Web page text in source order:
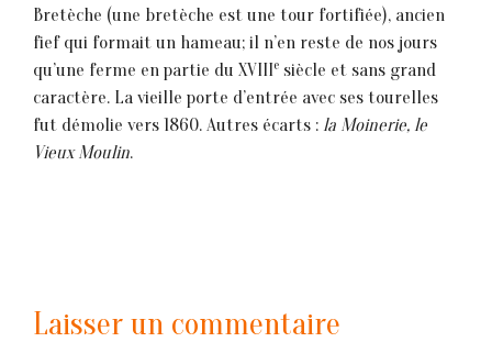
Bretèche (une bretèche est une tour fortifiée), ancien
fief qui formait un hameau; il n’en reste de nos jours
qu’une ferme en partie du XVIIIe siècle et sans grand
caractère. La vieille porte d’entrée avec ses tourelles
fut démolie vers 1860. Autres écarts : la Moinerie, le
Vieux Moulin.
Laisser un commentaire